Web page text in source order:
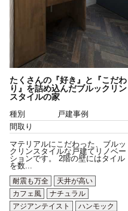
たくさんの『好き』と『こだわ
り』を詰め込んだブルックリン
スタイルの家
種別
戸建事例
間取り
マテリアルにこだわった、ブルッ
クリンスタイルな戸建てリノベー
ションです。 2階の壁にはタイル
を数...
耐震も万全
天井が高い
カフェ風
ナチュラル
アジアンテイスト
ハンモック